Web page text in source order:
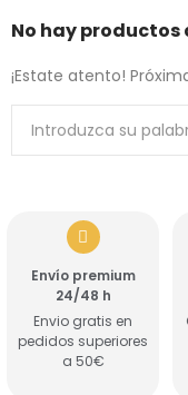
No hay productos
¡Estate atento!
Envío premium
24/48 h
Envio gratis en
pedidos superiores
a 50€